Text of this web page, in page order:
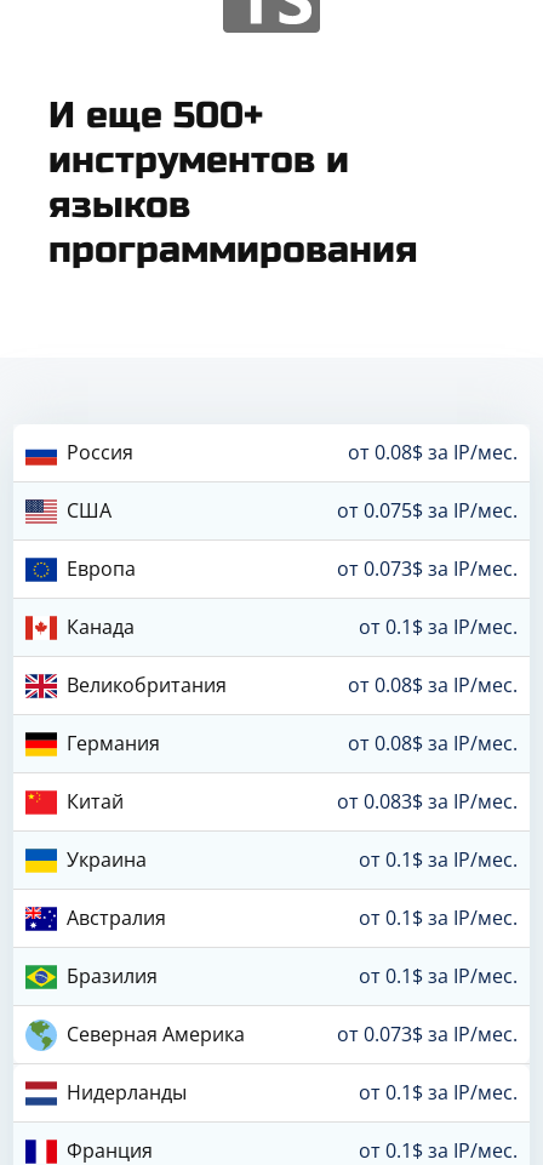
И еще 500+
инструментов и
языков
программирования
Россия от 0.08$ за IP/мес.
США от 0.075$ за IP/мес.
Европа от 0.073$ за IP/мес.
Канада от 0.1$ за IP/мес.
Великобритания от 0.08$ за IP/мес.
Германия от 0.08$ за IP/мес.
Китай от 0.083$ за IP/мес.
Украина от 0.1$ за IP/мес.
Австралия от 0.1$ за IP/мес.
Бразилия от 0.1$ за IP/мес.
Северная Америка от 0.073$ за IP/мес.
Нидерланды от 0.1$ за IP/мес.
Франция от 0.1$ за IP/мес.